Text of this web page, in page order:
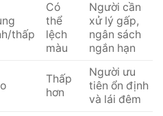
thấp
Có
thể
lệch
màu
Người cần
xử lý gấp,
ngân sách
ngắn hạn
Thấp
hơn
Người ưu
tiên ổn định
và lái đêm